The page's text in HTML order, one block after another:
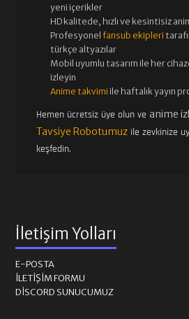
yeni içerikler
HD kalitede, hızlı ve kesintisiz
Profesyonelfansub ekipleri
türkçe altyazılar
Mobil uyumlu tasarım ile her
izleyin
Anime takvimi ile haftalık yayın
Hemen ücretsiz üye olun ve anime
Tavsiye Robotumuz ile zevkinize
keşfedin.
İletişim Yolları
E-POSTA
İLETIŞIM FORMU
DISCORD SUNUCUMUZ